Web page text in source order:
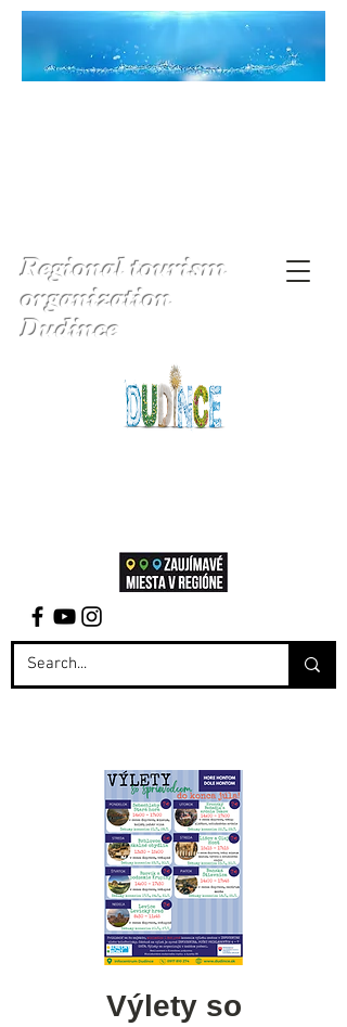
Regional tourism
organization
Dudince
Výlety so